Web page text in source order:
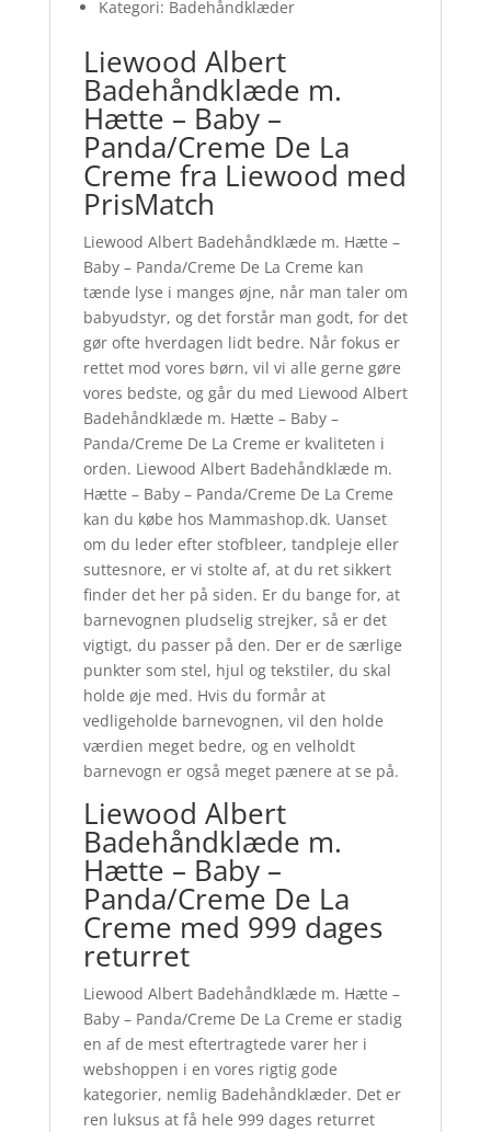
Kategori: Badehåndklæder
Liewood Albert
Badehåndklæde m.
Hætte – Baby –
Panda/Creme De La
Creme fra Liewood med
PrisMatch
Liewood Albert Badehåndklæde m. Hætte –
Baby – Panda/Creme De La Creme kan
tænde lyse i manges øjne, når man taler om
babyudstyr, og det forstår man godt, for det
gør ofte hverdagen lidt bedre. Når fokus er
rettet mod vores børn, vil vi alle gerne gøre
vores bedste, og går du med Liewood Albert
Badehåndklæde m. Hætte – Baby –
Panda/Creme De La Creme er kvaliteten i
orden. Liewood Albert Badehåndklæde m.
Hætte – Baby – Panda/Creme De La Creme
kan du købe hos Mammashop.dk. Uanset
om du leder efter stofbleer, tandpleje eller
suttesnore, er vi stolte af, at du ret sikkert
finder det her på siden. Er du bange for, at
barnevognen pludselig strejker, så er det
vigtigt, du passer på den. Der er de særlige
punkter som stel, hjul og tekstiler, du skal
holde øje med. Hvis du formår at
vedligeholde barnevognen, vil den holde
værdien meget bedre, og en velholdt
barnevogn er også meget pænere at se på.
Liewood Albert
Badehåndklæde m.
Hætte – Baby –
Panda/Creme De La
Creme med 999 dages
returret
Liewood Albert Badehåndklæde m. Hætte –
Baby – Panda/Creme De La Creme er stadig
en af de mest eftertragtede varer her i
webshoppen i en vores rigtig gode
kategorier, nemlig Badehåndklæder. Det er
ren luksus at få hele 999 dages returret